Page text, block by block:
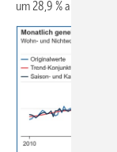
um 28,9 % auf 3870